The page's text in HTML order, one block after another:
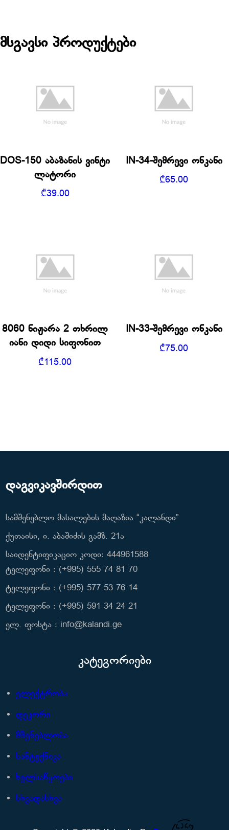
მსგავსი პროდუქტები
DOS-150 აბაზანის ვინტი
ლატორი
₾39.00
IN-34-შემრევი ონკანი
₾65.00
8060 ნიჟარა 2 თხრილ
იანი დიდი სიფონით
₾115.00
IN-33-შემრევი ონკანი
₾75.00
დაგვიკავშირდით
სამშენებლო მასალების მაღაზია “კალანდი”
ქუთაისი, ი. აბაშიძის გამზ. 21ა
საიდენტიფიკაციო კოდი: 444961588
ტელეფონი : (+995) 555 74 81 70
ტელეფონი : (+995) 577 53 76 14
ტელეფონი : (+995) 591 34 24 21
ელ. ფოსტა : info@kalandi.ge
კატეგორიები
ელექტრობა
დეკორი
მშენებლობა
სანტექნიკა
ხელსაწყოები
სხვადასხვა